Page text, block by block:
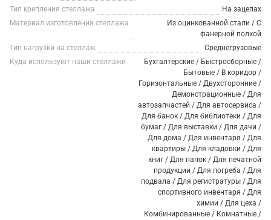
Тип крепления стеллажа
На зацепах
Материал изготовления стеллажа
Из оцинкованной стали / С
фанерной полкой
Тип нагрузки на стеллаж
Среднегрузовые
Куда используют наши стеллажи
Бухгалтерские / Быстросборные /
Бытовые / В коридор /
Горизонтальные / Двухсторонние /
Демонстрационные / Для
автозапчастей / Для автосервиса /
Для банок / Для библиотеки / Для
бумаг / Для выставки / Для дачи /
Для дома / Для инвентаря / Для
квартиры / Для кладовки / Для
книг / Для папок / Для печатной
продукции / Для погреба / Для
подвала / Для регистратуры / Для
спортивного инвентаря / Для
химии / Для цеха /
Комбинированные / Комнатные /